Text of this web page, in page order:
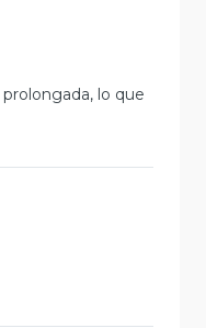
lo que